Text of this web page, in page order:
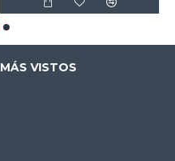
MÁS VISTOS